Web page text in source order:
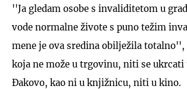
''Ja gledam osobe s invaliditetom u
vode normalne živote s puno težim
mene je ova sredina obilježila totalno'',
koja ne može u trgovinu, niti se ukrcati
Đakovo, kao ni u knjižnicu, niti u kino.